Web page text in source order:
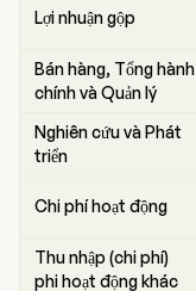
Lợi nhuận gộp
Bán hàng, Tổng hành
chính và Quản lý
Nghiên cứu và Phát
triển
Chi phí hoạt động
Thu nhập (chi phí)
phi hoạt động khác